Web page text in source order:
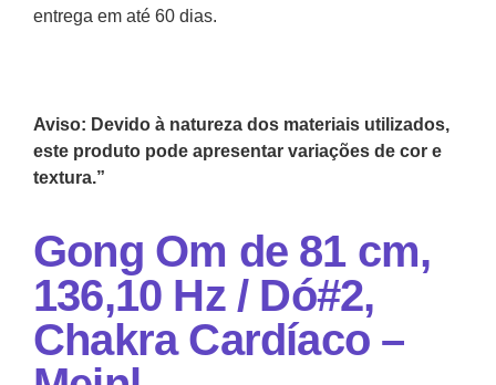
entrega em até 60 dias.
Aviso: Devido à natureza dos materiais utilizados,
este produto pode apresentar variações de cor e
textura.”
Gong Om de 81 cm,
136,10 Hz / Dó#2,
Chakra Cardíaco –